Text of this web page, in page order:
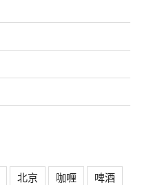
北京 咖喱
啤酒